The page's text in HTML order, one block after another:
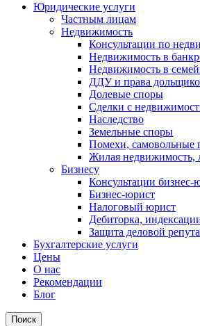
Юридические услуги
Частным лицам
Недвижимость
Консультации по
Недвижимость в
Недвижимость в
ДДУ и права
Долевые споры
Сделки с
Наследство
Земельные споры
Помехи, самовольные
Жилая недвижимость,
Бизнесу
Консультации бизнес-
Бизнес-юрист
Налоговый юрист
Дебиторка,
Защита деловой
Бухгалтерские услуги
Цены
О нас
Рекомендации
Блог
Поиск